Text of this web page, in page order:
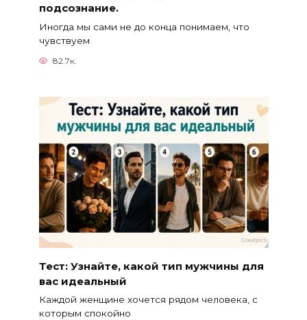
подсознание.
Иногда мы сами не до конца понимаем, что
чувствуем
82.7к.
Тест: Узнайте, какой тип мужчины для
вас идеальный
Каждой женщине хочется рядом человека, с
которым спокойно